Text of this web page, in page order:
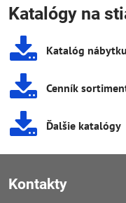
Katalógy na
Katalóg
Cenník
Ďalšie katalógy
Kontakty